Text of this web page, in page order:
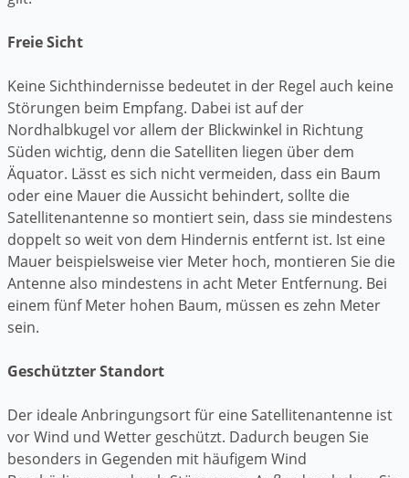
Freie Sicht
Keine Sichthindernisse bedeutet in der Regel auch keine
Störungen beim Empfang. Dabei ist auf der
Nordhalbkugel vor allem der Blickwinkel in Richtung
Süden wichtig, denn die Satelliten liegen über dem
Äquator. Lässt es sich nicht vermeiden, dass ein Baum
oder eine Mauer die Aussicht behindert, sollte die
Satellitenantenne so montiert sein, dass sie mindestens
doppelt so weit von dem Hindernis entfernt ist. Ist eine
Mauer beispielsweise vier Meter hoch, montieren Sie die
Antenne also mindestens in acht Meter Entfernung. Bei
einem fünf Meter hohen Baum, müssen es zehn Meter
sein.
Geschützter Standort
Der ideale Anbringungsort für eine Satellitenantenne ist
vor Wind und Wetter geschützt. Dadurch beugen Sie
besonders in Gegenden mit häufigem Wind